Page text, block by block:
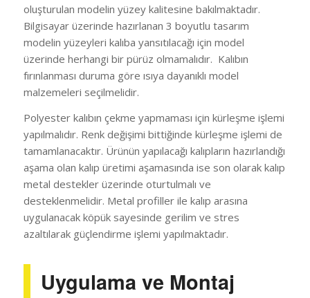
oluşturulan modelin yüzey kalitesine bakılmaktadır.
Bilgisayar üzerinde hazırlanan 3 boyutlu tasarım
modelin yüzeyleri kalıba yansıtılacağı için model
üzerinde herhangi bir pürüz olmamalıdır. Kalıbın
fırınlanması duruma göre ısıya dayanıklı model
malzemeleri seçilmelidir.
Polyester kalıbın çekme yapmaması için kürleşme işlemi
yapılmalıdır. Renk değişimi bittiğinde kürleşme işlemi de
tamamlanacaktır. Ürünün yapılacağı kalıpların hazırlandığı
aşama olan kalıp üretimi aşamasında ise son olarak kalıp
metal destekler üzerinde oturtulmalı ve
desteklenmelidir. Metal profiller ile kalıp arasına
uygulanacak köpük sayesinde gerilim ve stres
azaltılarak güçlendirme işlemi yapılmaktadır.
Uygulama ve Montaj